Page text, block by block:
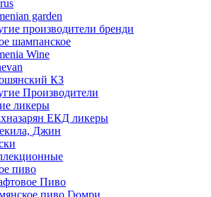
garden
производители бренди
шампанское
Wine
КЗ
Производители
ликеры
ЕКД ликеры
Джин
пиво
Пиво
пиво Гюмри